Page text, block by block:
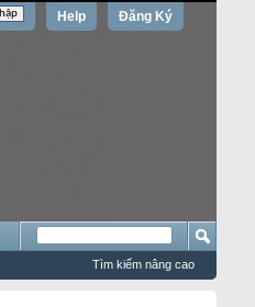
Đăng Ký
Help
Tìm kiếm nâng cao